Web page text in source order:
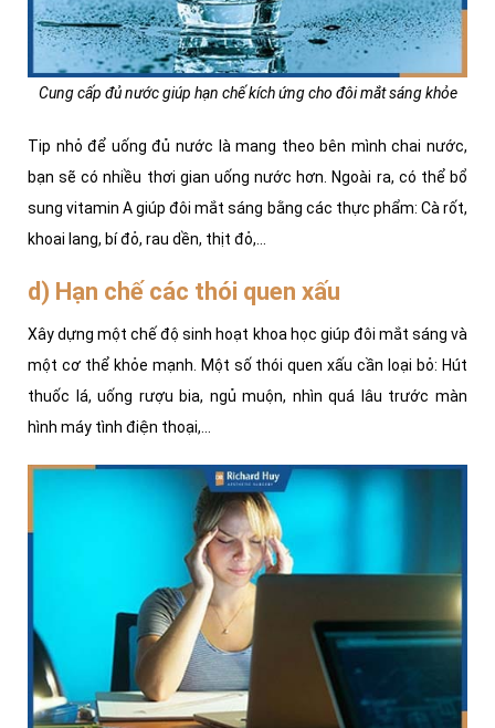
Cung cấp đủ nước giúp hạn chế kích ứng cho đôi mắt sáng khỏe
Tip nhỏ để uống đủ nước là mang theo bên mình chai nước,
bạn sẽ có nhiều thơi gian uống nước hơn. Ngoài ra, có thể bổ
sung vitamin A giúp đôi mắt sáng bằng các thực phẩm: Cà rốt,
khoai lang, bí đỏ, rau dền, thịt đỏ,...
d) Hạn chế các thói quen xấu
Xây dựng một chế độ sinh hoạt khoa học giúp đôi mắt sáng và
một cơ thể khỏe mạnh. Một số thói quen xấu cần loại bỏ: Hút
thuốc lá, uống rượu bia, ngủ muộn, nhìn quá lâu trước màn
hình máy tình điện thoại,...